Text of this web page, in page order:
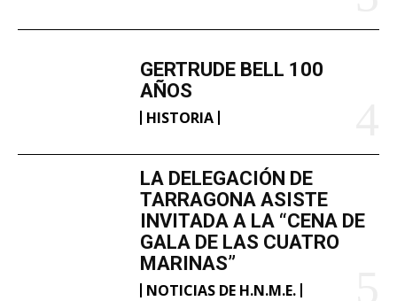
GERTRUDE BELL 100
AÑOS
HISTORIA
LA DELEGACIÓN DE
TARRAGONA ASISTE
INVITADA A LA “CENA DE
GALA DE LAS CUATRO
MARINAS”
NOTICIAS DE H.N.M.E.